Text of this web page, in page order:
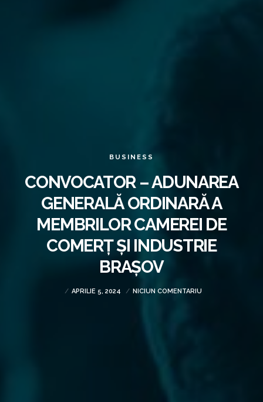
BUSINESS
CONVOCATOR – ADUNAREA
GENERALĂ ORDINARĂ A
MEMBRILOR CAMEREI DE
COMERȚ ȘI INDUSTRIE
BRAȘOV
APRILIE 5, 2024 NICIUN COMENTARIU